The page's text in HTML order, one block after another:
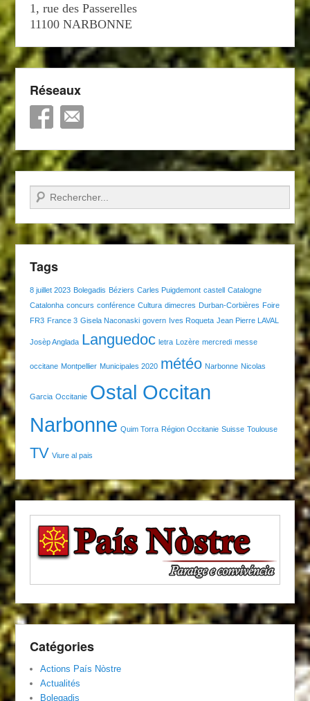
1, rue des Passerelles
11100 NARBONNE
Réseaux
Recherche
Tags
8 juillet 2023 Bolegadis Béziers Carles Puigdemont castell Catalogne
Catalonha concurs conférence Cultura dimecres Durban-Corbières Foire
FR3 France 3 Gisela Naconaski govern Ives Roqueta Jean Pierre LAVAL
Josèp Anglada Languedoc letra Lozère mercredi messe
occitane Montpellier Municipales 2020 météo Narbonne Nicolas
Garcia Occitanie Ostal Occitan
Narbonne Quim Torra Région Occitanie Suisse Toulouse
TV Viure al pais
Catégories
Actions País Nòstre
Actualités
Bolegadis